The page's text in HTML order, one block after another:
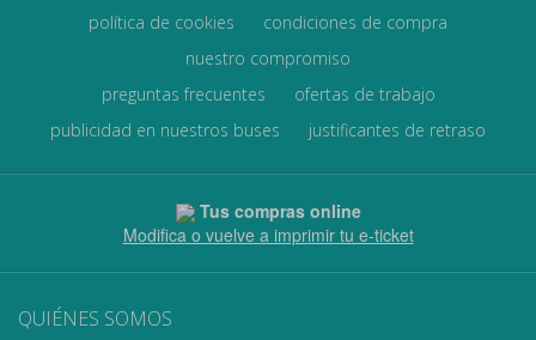
política de cookies
condiciones de compra
nuestro compromiso
preguntas frecuentes
ofertas de trabajo
publicidad en nuestros buses
justificantes de retraso
Tus compras online
Modifica o vuelve a imprimir tu e-ticket
QUIÉNES SOMOS